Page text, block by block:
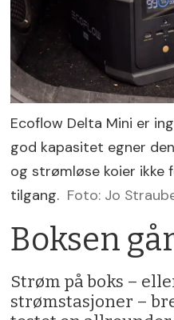
Ecoflow Delta Mini er
god kapasitet egner
og strømløse koier
tilgang. Foto: Jo
Boksen
Strøm på boks –
strømstasjoner –